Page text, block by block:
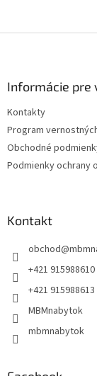
Informácie pre
Kontakty
Program
Obchodné
Podmienky ochrany
Kontakt
obchod@
+421 915988610
+421 915988613
MBMnabytok
mbmnabytok